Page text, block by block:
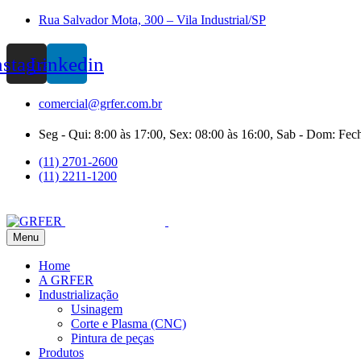
Rua Salvador Mota, 300 – Vila Industrial/SP
Linkedin
comercial@grfer.com.br
Seg - Qui: 8:00 às 17:00, Sex: 08:00 às 16:00, Sab - Dom:
(11) 2701-2600
(11) 2211-1200
Menu
Home
A GRFER
Industrialização
Usinagem
Corte e Plasma (CNC)
Pintura de peças
Produtos